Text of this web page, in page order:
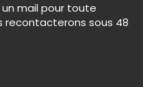
mail pour toute
recontacterons sous 48